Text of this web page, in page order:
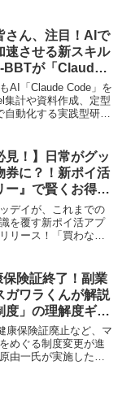
手軽に新しい「推し
ファンにぴったりの
さん、注目！AIで
速させる新スキル
BBTが「Claude
1DaySprint」を開
AI「Claude Code」を
集計や資料作成、定型
自動化する実践型研修
見！】日常がグッ
券に？！新ポイ活
ー』で賢くお得に
デイが、これまでの
を覆す新ポイ活アプ
リース！「買わなく
業やポイ活で賢く稼
て見逃せない情報で
険証終了！副業
ガワラくんが解説
度」の理解度ギャ
康保険証廃止など、マ
めぐる制度変更が進
由一氏が実施したア